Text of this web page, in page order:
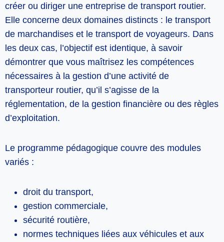
créer ou diriger une entreprise de transport routier.
Elle concerne deux domaines distincts : le transport
de marchandises et le transport de voyageurs. Dans
les deux cas, l’objectif est identique, à savoir
démontrer que vous maîtrisez les compétences
nécessaires à la gestion d’une activité de
transporteur routier, qu’il s’agisse de la
réglementation, de la gestion financière ou des règles
d’exploitation.
Le programme pédagogique couvre des modules
variés :
droit du transport,
gestion commerciale,
sécurité routière,
normes techniques liées aux véhicules et aux